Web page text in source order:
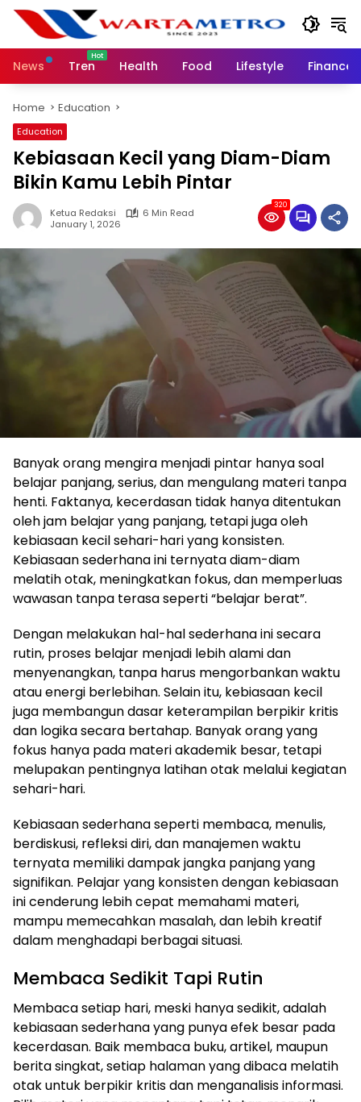
Skip
content
News
Tren Health Food Lifestyle Finance
Home Education
Education
Kebiasaan Kecil yang Diam-Diam
Bikin Kamu Lebih Pintar
Ketua Redaksi
6 Min Read
January 1, 2026
320
Banyak orang mengira menjadi pintar hanya soal
belajar panjang, serius, dan mengulang materi tanpa
henti. Faktanya, kecerdasan tidak hanya ditentukan
oleh jam belajar yang panjang, tetapi juga oleh
kebiasaan kecil sehari-hari yang konsisten.
Kebiasaan sederhana ini ternyata diam-diam
melatih otak, meningkatkan fokus, dan memperluas
wawasan tanpa terasa seperti “belajar berat”.
Dengan melakukan hal-hal sederhana ini secara
rutin, proses belajar menjadi lebih alami dan
menyenangkan, tanpa harus mengorbankan waktu
atau energi berlebihan. Selain itu, kebiasaan kecil
juga membangun dasar keterampilan berpikir kritis
dan logika secara bertahap. Banyak orang yang
fokus hanya pada materi akademik besar, tetapi
melupakan pentingnya latihan otak melalui kegiatan
sehari-hari.
Kebiasaan sederhana seperti membaca, menulis,
berdiskusi, refleksi diri, dan manajemen waktu
ternyata memiliki dampak jangka panjang yang
signifikan. Pelajar yang konsisten dengan kebiasaan
ini cenderung lebih cepat memahami materi,
mampu memecahkan masalah, dan lebih kreatif
dalam menghadapi berbagai situasi.
Membaca Sedikit Tapi Rutin
Membaca setiap hari, meski hanya sedikit, adalah
kebiasaan sederhana yang punya efek besar pada
kecerdasan. Baik membaca buku, artikel, maupun
berita singkat, setiap halaman yang dibaca melatih
otak untuk berpikir kritis dan menganalisis informasi.